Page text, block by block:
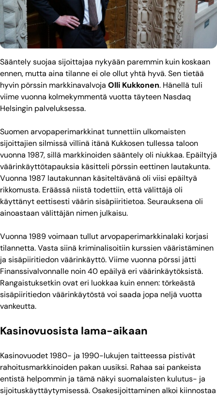
Sääntely suojaa sijoittajaa nykyään paremmin kuin koskaan
ennen, mutta aina tilanne ei ole ollut yhtä hyvä. Sen tietää
hyvin pörssin markkinavalvoja Olli Kukkonen. Hänellä tuli
viime vuonna kolmekymmentä vuotta täyteen Nasdaq
Helsingin palveluksessa.
Suomen arvopaperimarkkinat tunnettiin ulkomaisten
sijoittajien silmissä villinä itänä Kukkosen tullessa taloon
vuonna 1987, sillä markkinoiden sääntely oli niukkaa. Epäiltyjä
väärinkäyttötapauksia käsitteli pörssin eettinen lautakunta.
Vuonna 1987 lautakunnan käsiteltävänä oli viisi epäiltyä
rikkomusta. Eräässä niistä todettiin, että välittäjä oli
käyttänyt eettisesti väärin sisäpiiritietoa. Seurauksena oli
ainoastaan välittäjän nimen julkaisu.
Vuonna 1989 voimaan tullut arvopaperimarkkinalaki korjasi
tilannetta. Vasta siinä kriminalisoitiin kurssien vääristäminen
ja sisäpiiritiedon väärinkäyttö. Viime vuonna pörssi jätti
Finanssivalvonnalle noin 40 epäilyä eri väärinkäytöksistä.
Rangaistuksetkin ovat eri luokkaa kuin ennen: törkeästä
sisäpiiritiedon väärinkäytöstä voi saada jopa neljä vuotta
vankeutta.
Kasinovuosista lama-aikaan
Kasinovuodet 1980- ja 1990-lukujen taitteessa pistivät
rahoitusmarkkinoiden pakan uusiksi. Rahaa sai pankeista
entistä helpommin ja tämä näkyi suomalaisten kulutus- ja
sijoituskäyttäytymisessä. Osakesijoittaminen alkoi kiinnostaa